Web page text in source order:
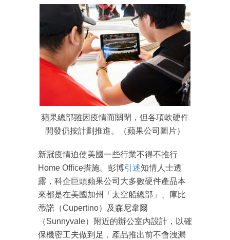
蘋果總部雖因疫情而關閉，但各項軟硬件
開發仍按計劃推進。（蘋果公司圖片）
新冠疫情迫使美國一些行業不得不推行
Home Office措施。彭博引述知情人士透
露，科企巨頭蘋果公司大多數硬件產品本
來都是在美國加州「太空船總部」、庫比
蒂諾（Cupertino）及森尼韋爾
（Sunnyvale）附近的辦公室內設計，以確
保機密工夫做到足，產品推出前不會洩漏